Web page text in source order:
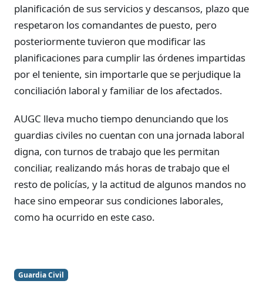
planificación de sus servicios y descansos, plazo que
respetaron los comandantes de puesto, pero
posteriormente tuvieron que modificar las
planificaciones para cumplir las órdenes impartidas
por el teniente, sin importarle que se perjudique la
conciliación laboral y familiar de los afectados.
AUGC lleva mucho tiempo denunciando que los
guardias civiles no cuentan con una jornada laboral
digna, con turnos de trabajo que les permitan
conciliar, realizando más horas de trabajo que el
resto de policías, y la actitud de algunos mandos no
hace sino empeorar sus condiciones laborales,
como ha ocurrido en este caso.
Guardia Civil